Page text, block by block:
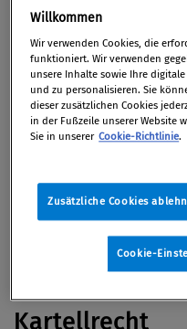
der dritten Piste am
gab damit einer
und der
statt.(u.a. Der
Managerhaftung
In Japan beginnt heute
(ORF
Kartellrecht
Willkommen
Wir verwenden Cookies, die
funktioniert. Wir verwenden
unsere Inhalte sowie Ihre
und zu personalisieren. Sie
dieser zusätzlichen Cookies
in der Fußzeile unserer Website
Sie in unserer Cookie-Richtlinie.
Zusätzliche Cookies
Cookie-